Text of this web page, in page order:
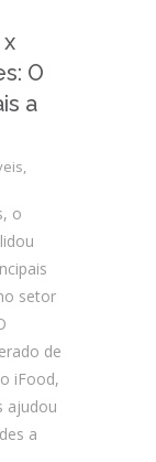
O
a
,
o
setor
de
iFood,
ajudou
a